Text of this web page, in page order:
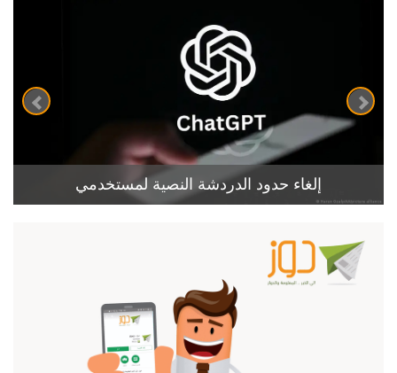
إلغاء حدود الدردشة النصية لمستخدمي